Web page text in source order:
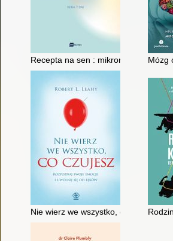
Recepta na sen : mikronawyki, które
Mózg
Nie wierz we wszystko, co czujesz